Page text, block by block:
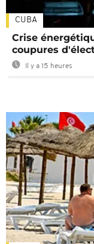
CUBA
Crise
coupures
Il y a 15 heures